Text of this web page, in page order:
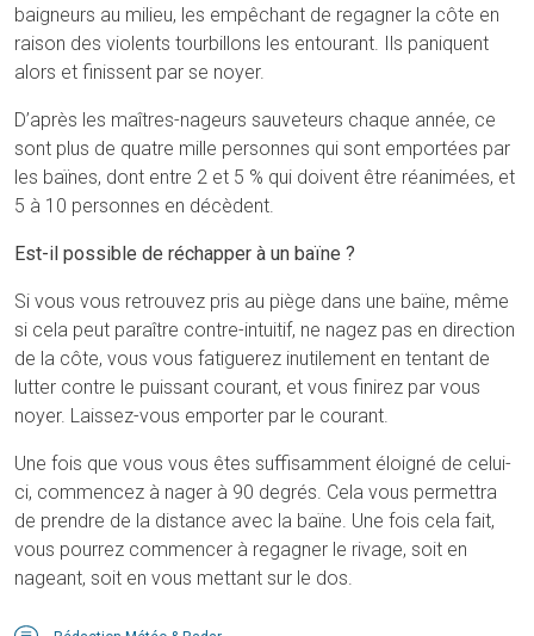
baigneurs au milieu, les empêchant de regagner la côte en
raison des violents tourbillons les entourant. Ils paniquent
alors et finissent par se noyer.
D’après les maîtres-nageurs sauveteurs chaque année, ce
sont plus de quatre mille personnes qui sont emportées par
les baïnes, dont entre 2 et 5 % qui doivent être réanimées, et
5 à 10 personnes en décèdent.
Est-il possible de réchapper à un baïne ?
Si vous vous retrouvez pris au piège dans une baïne, même
si cela peut paraître contre-intuitif, ne nagez pas en direction
de la côte, vous vous fatiguerez inutilement en tentant de
lutter contre le puissant courant, et vous finirez par vous
noyer. Laissez-vous emporter par le courant.
Une fois que vous vous êtes suffisamment éloigné de celui-
ci, commencez à nager à 90 degrés. Cela vous permettra
de prendre de la distance avec la baïne. Une fois cela fait,
vous pourrez commencer à regagner le rivage, soit en
nageant, soit en vous mettant sur le dos.